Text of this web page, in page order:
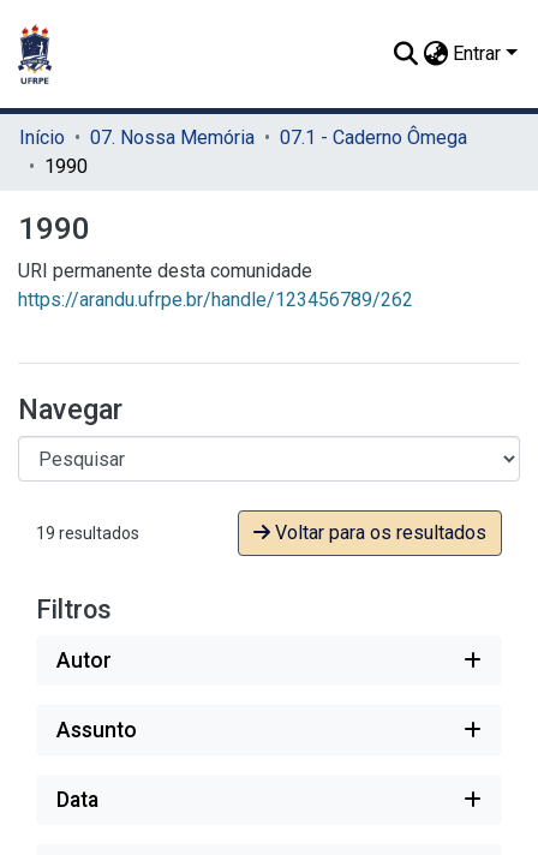
Entrar
Início 07. Nossa Memória
07.1 - Caderno Ômega
1990
1990
URI permanente desta comunidade
https://arandu.ufrpe.br/handle/123456789/262
Navegar
19 resultados Voltar para os resultados
Filtros
Autor
Assunto
Data